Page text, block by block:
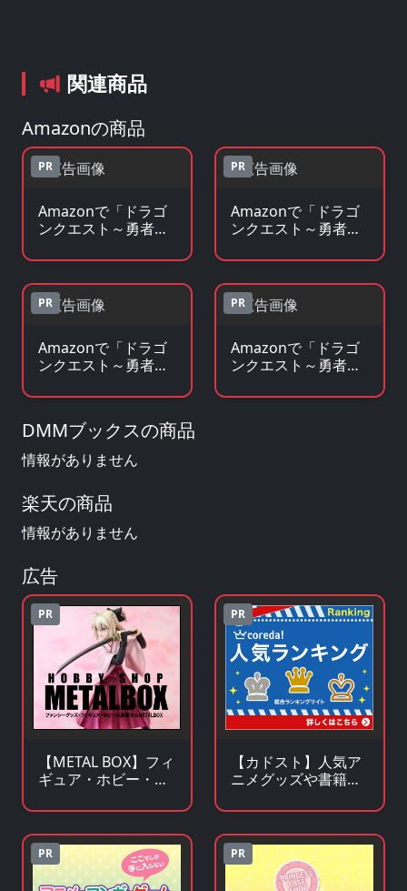
関連商品
Amazonの商品
PR
Amazonで「ドラゴ
ンクエスト～勇者ア
ray・DVDを見る
PR
Amazonで「ドラゴ
ンクエスト～勇者ア
コミックを見る
PR
Amazonで「ドラゴ
ンクエスト～勇者ア
小説・ラノベを見る
PR
Amazonで「ドラゴ
ンクエスト～勇者ア
ズ・フィギュアを見
DMMブックスの商品
情報がありません
楽天の商品
情報がありません
広告
PR
【METAL BOX】フィ
ギュア・ホビー・フ
販サイト
PR
【カドスト】人気ア
ニメグッズや書籍の
ラインストア
PR PR